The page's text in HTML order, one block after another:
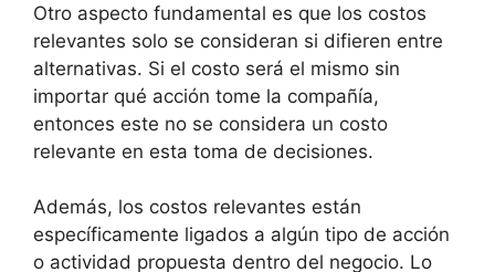
Otro aspecto fundamental es que los costos
relevantes solo se consideran si difieren entre
alternativas. Si el costo será el mismo sin
importar qué acción tome la compañía,
entonces este no se considera un costo
relevante en esta toma de decisiones.
Además, los costos relevantes están
específicamente ligados a algún tipo de acción
o actividad propuesta dentro del negocio. Lo